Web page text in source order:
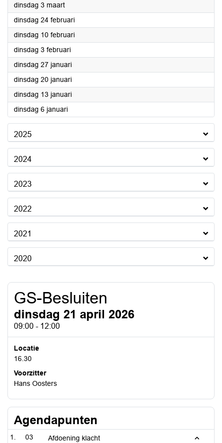
dinsdag 3 maart2026
dinsdag 24 februari2026
dinsdag 10 februari2026
dinsdag 3 februari2026
dinsdag 27 januari2026
dinsdag 20 januari2026
dinsdag 13 januari2026
dinsdag 6 januari2026
2025
2024
2023
2022
2021
2020
GS-Besluiten
dinsdag 21 april 2026
09:00 - 12:00
Locatie
16.30
Voorzitter
Hans Oosters
Agendapunten
03 Afdoening klacht